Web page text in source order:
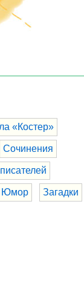
«Костер»
Сочинения
Юмор Загадки